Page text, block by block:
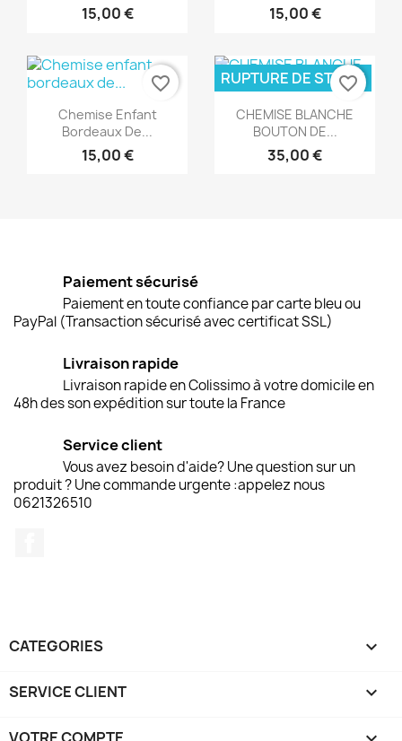
15,00 € 15,00 €
Aperçu rapide
Chemise Enfant
Bordeaux De...
15,00 €
favorite_border
Aperçu rapide
CHEMISE BLANCHE
BOUTON DE...
35,00 €
RUPTURE DE STOCK
favorite_border
Paiement sécurisé
Paiement en toute confiance par carte bleu ou
PayPal (Transaction sécurisé avec certificat SSL)
Livraison rapide
Livraison rapide en Colissimo à votre domicile en
48h des son expédition sur toute la France
Service client
Vous avez besoin d'aide? Une question sur un
produit ? Une commande urgente :appelez nous
0621326510
CATEGORIES 
SERVICE CLIENT 